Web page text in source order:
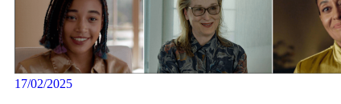
17/02/2025